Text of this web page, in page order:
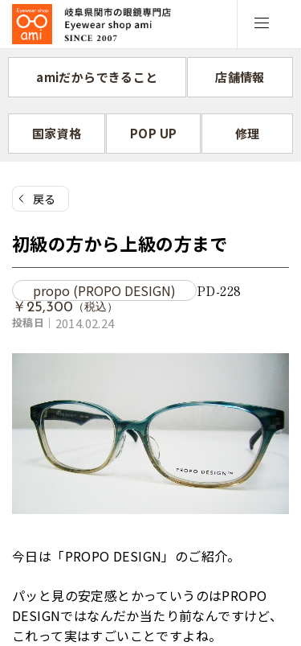
コ
テ
へ
キ
プ
amiだからできること 店舗情報
国家資格 POP UP 修理
戻る
初級の方から上級の方まで
propo (PROPO DESIGN) PD-228
￥25,300 （税込）
投稿日｜ 2014.02.24
今日は「PROPO DESIGN」のご紹介。
パッと見の安定感とかっていうのはPROPO
DESIGNではなんだか当たり前なんですけど、
これって実はすごいことですよね。